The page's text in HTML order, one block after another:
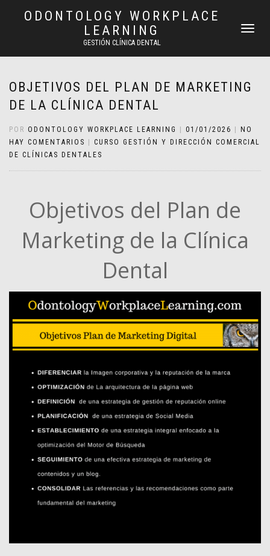
ODONTOLOGY WORKPLACE
LEARNING
GESTIÓN CLÍNICA DENTAL
CAMBIAR
OBJETIVOS DEL PLAN DE MARKETING
DE LA CLÍNICA DENTAL
POR ODONTOLOGY WORKPLACE LEARNING 01/01/2026
NO
HAY COMENTARIOS
CURSO GESTIÓN Y DIRECCIÓN COMERCIAL
DE CLÍNICAS DENTALES
Objetivos del Plan de
Marketing de la Clínica
Dental